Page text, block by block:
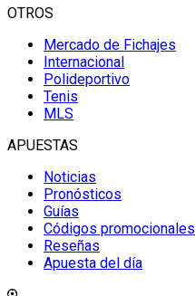
OTROS
Mercado de Fichajes
Internacional
Polideportivo
Tenis
MLS
APUESTAS
Noticias
Pronósticos
Guías
Códigos promocionales
Reseñas
Apuesta del día